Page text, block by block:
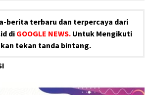
berita terbaru dan terpercaya dari
di GOOGLE NEWS. Untuk Mengikuti
tekan tanda bintang.